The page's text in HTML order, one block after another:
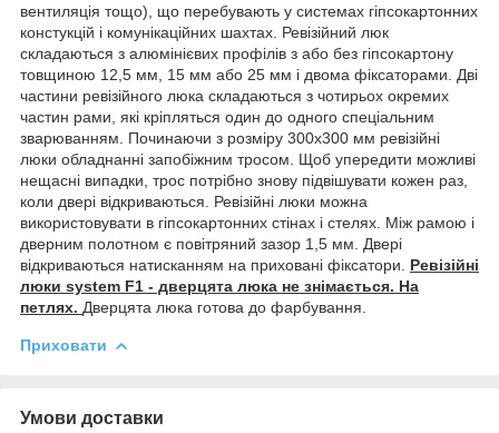
вентиляція тощо), що перебувають у системах гіпсокартонних
констукцій і комунікаційних шахтах. Ревізійний люк
складаються з алюмінієвих профілів з або без гіпсокартону
товщиною 12,5 мм, 15 мм або 25 мм і двома фіксаторами. Дві
частини ревізійного люка складаються з чотирьох окремих
частин рами, які кріпляться один до одного спеціальним
зварюванням. Починаючи з розміру 300х300 мм ревізійні
люки обладнанні запобіжним тросом. Щоб упередити можливі
нещасні випадки, трос потрібно знову підвішувати кожен раз,
коли двері відкриваються. Ревізійні люки можна
використовувати в гіпсокартонних стінах і стелях. Між рамою і
дверним полотном є повітряний зазор 1,5 мм. Двері
відкриваються натисканням на приховані фіксатори. Ревізійні
люки system F1 - дверцята люка не знімається. На
петлях. Дверцята люка готова до фарбування.
Приховати
Умови доставки